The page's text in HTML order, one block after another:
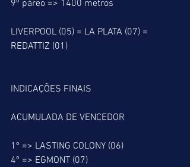
9º páreo => 1400 metros
LIVERPOOL (05) = LA PLATA (07) =
REDATTIZ (01)
INDICAÇÕES FINAIS
ACUMULADA DE VENCEDOR
1º => LASTING COLONY (06)
4º => EGMONT (07)